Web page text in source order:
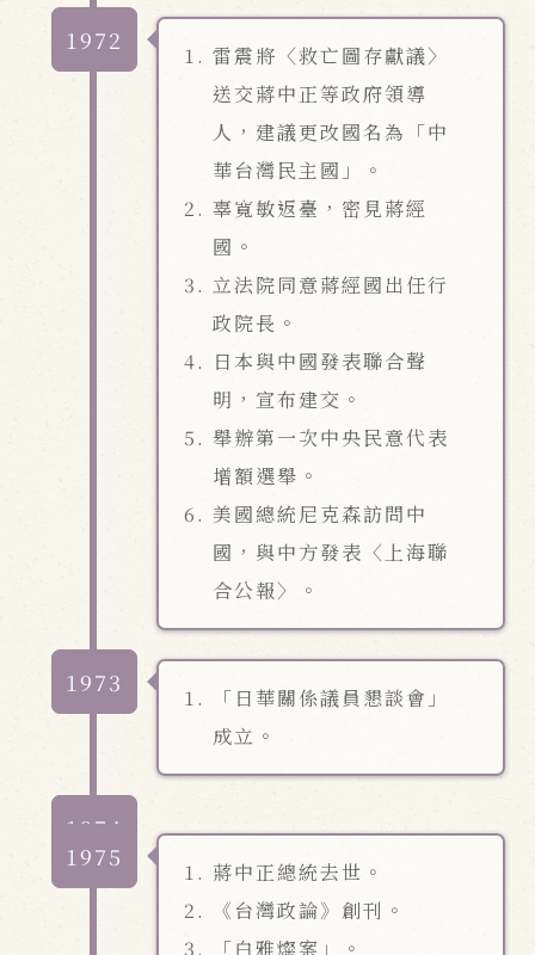
1972
雷震將〈救亡圖存獻議〉
送交蔣中正等政府領導
人，建議更改國名為「中
華台灣民主國」。
辜寬敏返臺，密見蔣經
國。
立法院同意蔣經國出任行
政院長。
日本與中國發表聯合聲
明，宣布建交。
舉辦第一次中央民意代表
增額選舉。
美國總統尼克森訪問中
國，與中方發表〈上海聯
合公報〉。
1973
「日華關係議員懇談會」
成立。
1974
1975
蔣中正總統去世。
《台灣政論》創刊。
「白雅燦案」。